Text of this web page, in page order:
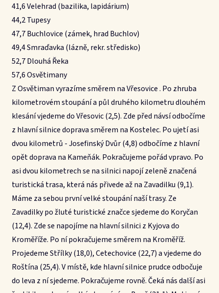
41,6 Velehrad (bazilika, lapidárium)
44,2 Tupesy
47,7 Buchlovice (zámek, hrad Buchlov)
49,4 Smraďavka (lázně, rekr. středisko)
52,7 Dlouhá Řeka
57,6 Osvětimany
Z Osvětiman vyrazíme směrem na Vřesovice . Po zhruba
kilometrovém stoupání a půl druhého kilometru dlouhém
klesání vjedeme do Vřesovic (2,5). Zde před návsí odbočíme
z hlavní silnice doprava směrem na Kostelec. Po ujetí asi
dvou kilometrů - Josefinský Dvůr (4,8) odbočíme z hlavní
opět doprava na Kameňák. Pokračujeme pořád vpravo. Po
asi dvou kilometrech se na silnici napojí zeleně značená
turistická trasa, která nás přivede až na Zavadilku (9,1).
Máme za sebou první velké stoupání naší trasy. Ze
Zavadilky po žluté turistické značce sjedeme do Koryčan
(12,4). Zde se napojíme na hlavní silnici z Kyjova do
Kroměříže. Po ní pokračujeme směrem na Kroměříž.
Projedeme Střílky (18,0), Cetechovice (22,7) a vjedeme do
Roštína (25,4). V místě, kde hlavní silnice prudce odbočuje
do leva z ní sjedeme. Pokračujeme rovně. Čeká nás další asi